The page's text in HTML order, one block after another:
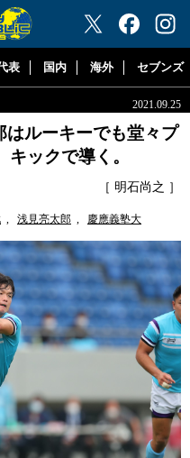
"ラグビーリパブリック"
表 国内 海外 セブンズ
2021.09.25
はルーキーでも堂々プ
ックで導く。
［ 明石尚之 ］
, 浅見亮太郎 , 慶應義塾大